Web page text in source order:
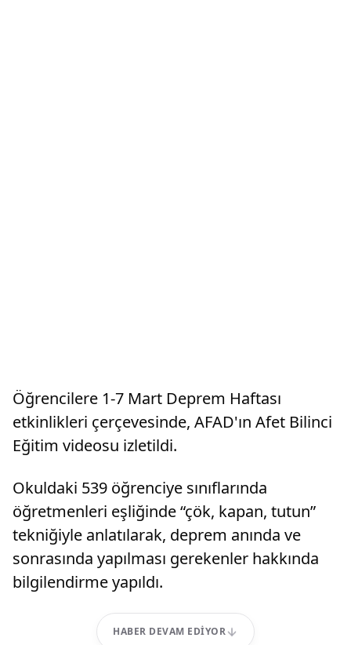
Öğrencilere 1-7 Mart Deprem Haftası
etkinlikleri çerçevesinde, AFAD'ın Afet Bilinci
Eğitim videosu izletildi.
Okuldaki 539 öğrenciye sınıflarında
öğretmenleri eşliğinde “çök, kapan, tutun”
tekniğiyle anlatılarak, deprem anında ve
sonrasında yapılması gerekenler hakkında
bilgilendirme yapıldı.
HABER DEVAM EDIYOR